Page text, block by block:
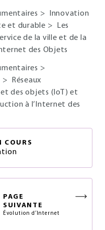
>
Innovation
et durable >
Les
de la ville et de la
des Objets
>
>
Réseaux
des objets (IoT) et
à l’Internet des
COURS
PAGE
SUIVANTE
Évolution d’Internet